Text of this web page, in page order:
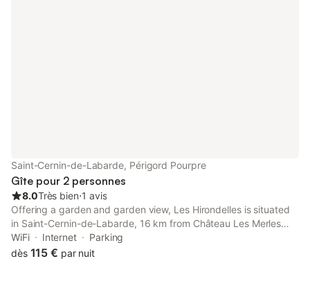
Saint-Cernin-de-Labarde, Périgord Pourpre
Gîte pour 2 personnes
8.0Très bien⋅1 avis
Offering a garden and garden view, Les Hirondelles is situated
in Saint-Cernin-de-Labarde, 16 km from Château Les Merles
Golf Course and 29 km from Château des Vigiers Golf Course.
WiFi Internet
Parking
dès 115 € par nuit